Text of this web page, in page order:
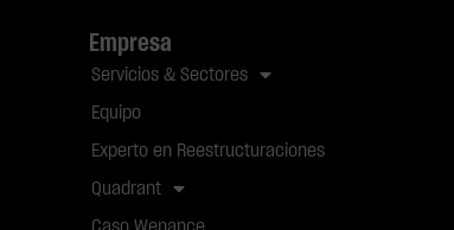
Empresa
Servicios & Sectores
Equipo
Experto en Reestructuraciones
Quadrant